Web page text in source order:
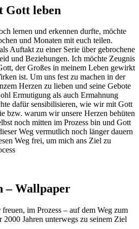
Gott leben
lernen und erkennen durfte, möchte
und Monaten mit euch teilen.
Auftakt zu einer Serie über gebrochene
und Beziehungen. Ich möchte Zeugnis
der Großes in meinem Leben gewirkt
ist. Um uns fest zu machen in der
Herzen zu lieben und seine Gebote
Ermutigung als auch Ermahnung
dafür sensibilisieren, wie wir mit Gott
bzw. warum wir unsere Herzen behüten
noch mitten im Prozess bin und Gott
Weg vermutlich noch länger dauern
Weg frei, um mich ans Ziel zu
– Wallpaper
im Prozess – auf dem Weg zum
2000 Jahren unterwegs zu seinem Ziel